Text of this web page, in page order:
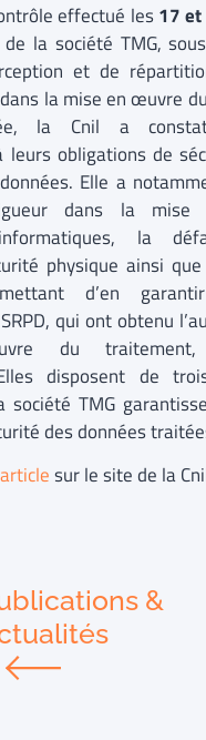
effectué les17
la société TMG,
et de
dans la mise en œuvre
la Cnil a
leurs obligations de
Elle a
dans la
la
physique ainsi que
d’en
qui ont obtenu
du traitement,
disposent de
société TMG
des données
sur le site de la
&